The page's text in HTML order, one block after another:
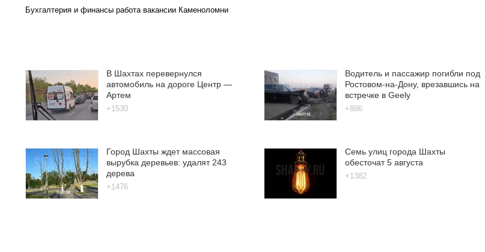
Бухгалтерия и финансы работа вакансии Каменоломни
В Шахтах перевернулся
автомобиль на дороге Центр —
Артем
+1530
Водитель и пассажир погибли под
Ростовом-на-Дону, врезавшись на
встречке в Geely
+886
Город Шахты ждет массовая
вырубка деревьев: удалят 243
дерева
+1476
Семь улиц города Шахты
обесточат 5 августа
+1382